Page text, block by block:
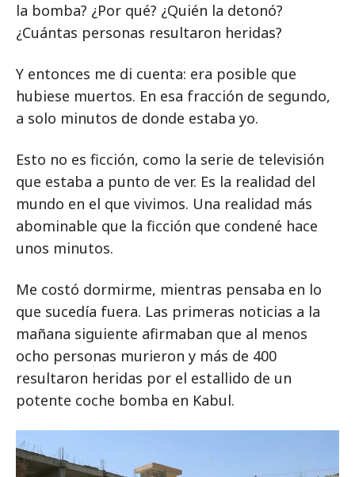
la bomba? ¿Por qué? ¿Quién la detonó?
¿Cuántas personas resultaron heridas?
Y entonces me di cuenta: era posible que
hubiese muertos. En esa fracción de segundo,
a solo minutos de donde estaba yo.
Esto no es ficción, como la serie de televisión
que estaba a punto de ver. Es la realidad del
mundo en el que vivimos. Una realidad más
abominable que la ficción que condené hace
unos minutos.
Me costó dormirme, mientras pensaba en lo
que sucedía fuera. Las primeras noticias a la
mañana siguiente afirmaban que al menos
ocho personas murieron y más de 400
resultaron heridas por el estallido de un
potente coche bomba en Kabul.